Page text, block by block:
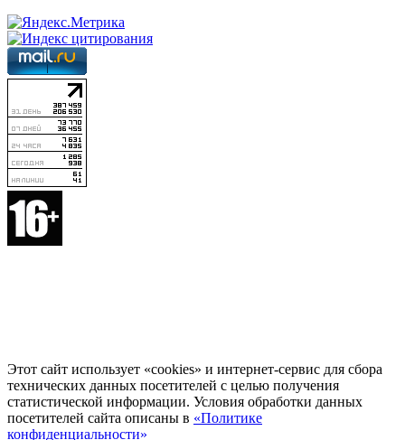
Этот сайт использует «cookies» и интернет-сервис для сбора
технических данных посетителей с целью получения
статистической информации. Условия обработки данных
посетителей сайта описаны в «Политике
конфиденциальности»